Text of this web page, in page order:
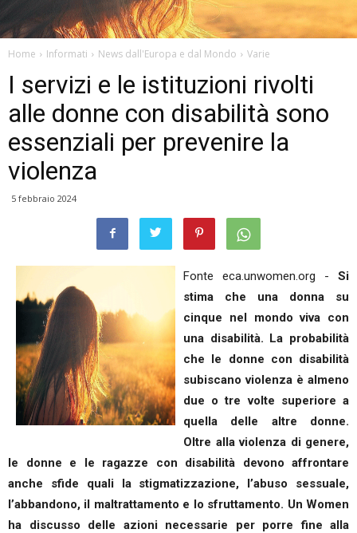
Home Informati News dall'Europa e dal Mondo Varie
I servizi e le istituzioni rivolti
alle donne con disabilità sono
essenziali per prevenire la
violenza
5 febbraio 2024
Fonte eca.unwomen.org - Si
stima che una donna su
cinque nel mondo viva con
una disabilità. La probabilità
che le donne con disabilità
subiscano violenza è almeno
due o tre volte superiore a
quella delle altre donne.
Oltre alla violenza di genere,
le donne e le ragazze con disabilità devono affrontare
anche sfide quali la stigmatizzazione, l’abuso sessuale,
l’abbandono, il maltrattamento e lo sfruttamento. Un Women
ha discusso delle azioni necessarie per porre fine alla